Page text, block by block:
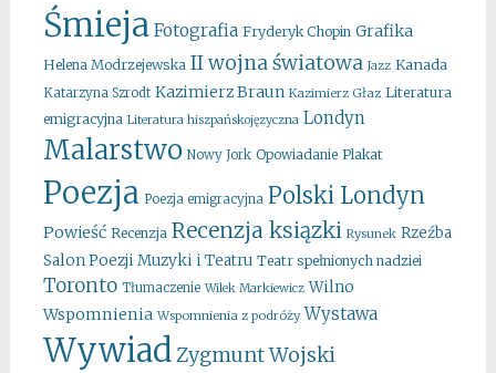
Śmieja Fotografia Fryderyk Chopin Grafika
Helena Modrzejewska II wojna światowa Jazz Kanada
Katarzyna Szrodt Kazimierz Braun Kazimierz Głaz Literatura
emigracyjna Literatura hiszpańskojęzyczna Londyn
Malarstwo Nowy Jork Opowiadanie Plakat
Poezja Poezja emigracyjna Polski Londyn
Powieść Recenzja Recenzja ksiązki Rysunek Rzeźba
Salon Poezji Muzyki i Teatru Teatr spełnionych nadziei
Toronto Tłumaczenie Wilek Markiewicz Wilno
Wspomnienia Wspomnienia z podróży Wystawa
WywiadZygmunt Wojski